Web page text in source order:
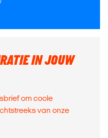
IN JOUW
om coole
van onze